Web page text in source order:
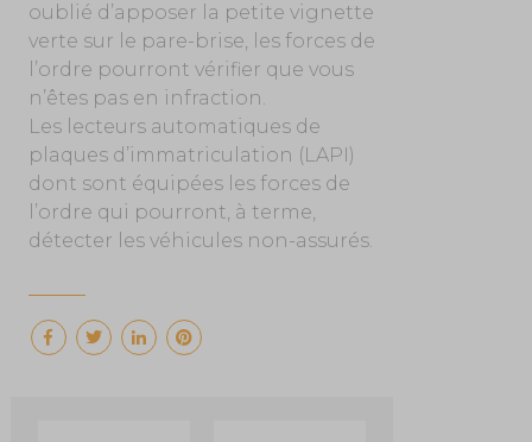
oublié d’apposer la petite vignette
verte sur le pare-brise, les forces de
l’ordre pourront vérifier que vous
n’êtes pas en infraction.
Les lecteurs automatiques de
plaques d’immatriculation (LAPI)
dont sont équipées les forces de
l’ordre qui pourront, à terme,
détecter les véhicules non-assurés.